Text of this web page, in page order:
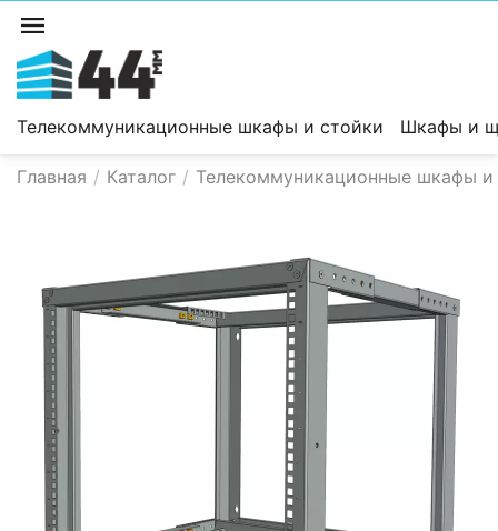
Телекоммуникационные шкафы и стойки Шкафы и
Главная / Каталог / Телекоммуникационные шкафы и